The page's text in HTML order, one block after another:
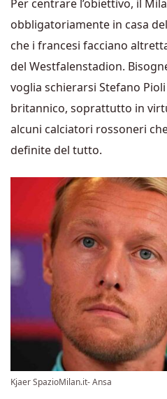
Per centrare l’obiettivo, il
obbligatoriamente in casa del
che i francesi facciano
del Westfalenstadion.
voglia schierarsi Stefano
britannico, soprattutto in
alcuni calciatori rossoneri
definite del tutto.
Kjaer SpazioMilan.it- Ansa